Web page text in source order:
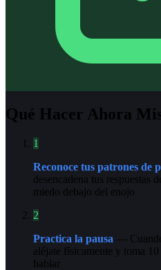
Qué Hacer Ahora
1
Reconoce tus patrones de
desencadena tus respuestas
miedo debajo del enojo
2
Practica la pausa —
aléjate físicamente y toma
hablar